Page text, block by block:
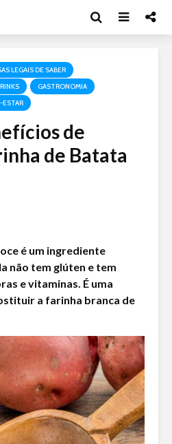
LEGAIS DE SABER
GASTRONOMIA
ESTAR
de
de Batata
é um ingrediente
não tem glúten e tem
e vitaminas. É uma
a farinha branca de